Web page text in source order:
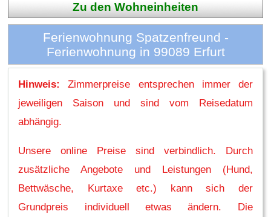
Zu den Wohneinheiten
Ferienwohnung Spatzenfreund -
Ferienwohnung in 99089 Erfurt
Hinweis:
Zimmerpreise entsprechen immer der
jeweiligen Saison und sind vom Reisedatum
abhängig.
Unsere online Preise sind verbindlich. Durch
zusätzliche Angebote und Leistungen (Hund,
Bettwäsche, Kurtaxe etc.) kann sich der
Grundpreis individuell etwas ändern. Die